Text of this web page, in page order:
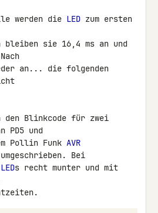
werden die LED zum ersten
bleiben sie 16,4 ms an und
an... die folgenden
den Blinkcode für zwei
PD5 und
Pollin Funk AVR
Bei
LEDs recht munter und mit